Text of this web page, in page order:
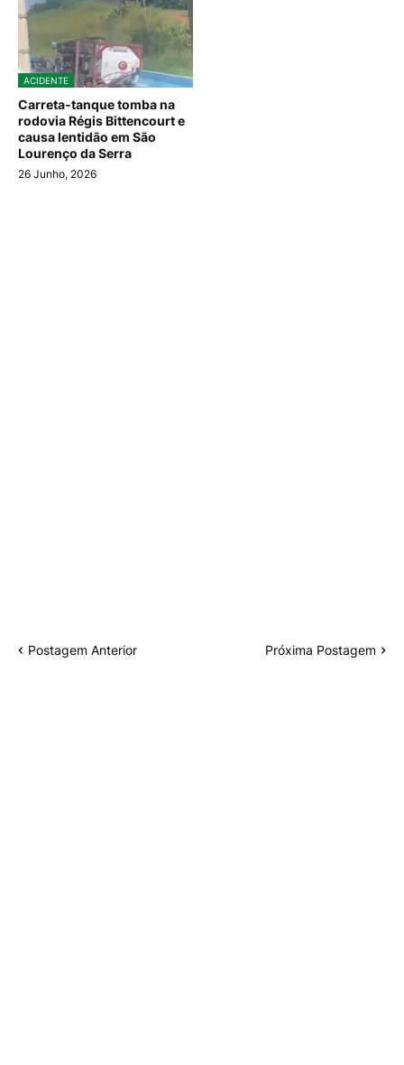
ACIDENTE
Carreta-tanque tomba na
rodovia Régis Bittencourt e
causa lentidão em São
Lourenço da Serra
26 Junho, 2026
Postagem Anterior Próxima Postagem